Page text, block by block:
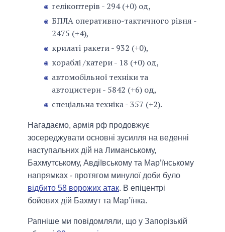
гелікоптерів - 294 (+0) од,
БПЛА оперативно-тактичного рівня -
2475 (+4),
крилаті ракети - 932 (+0),
кораблі /катери - 18 (+0) од,
автомобільної техніки та
автоцистерн - 5842 (+6) од,
спеціальна техніка - 357 (+2).
Нагадаємо, армія рф продовжує
зосереджувати основні зусилля на веденні
наступальних дій на Лиманському,
Бахмутському, Авдіївському та Мар’їнському
напрямках - протягом минулої доби було
відбито 58 ворожих атак. В епіцентрі
бойових дій Бахмут та Мар’їнка.
Рапніше ми повідомляли, що у Запорізькій